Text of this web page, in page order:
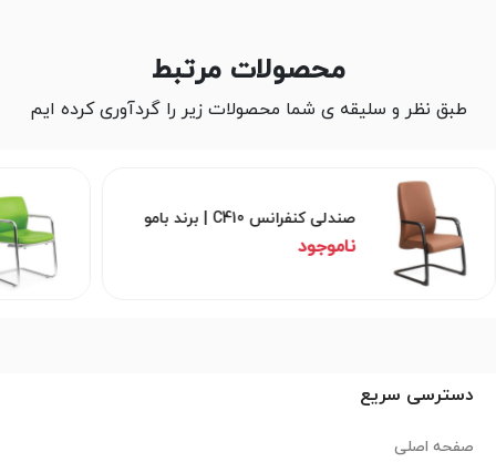
محصولات مرتبط
طبق نظر و سلیقه ی شما محصولات زیر را گردآوری کرده ایم
صندلی کنفرانس C410 | برند بامو
ناموجود
دسترسی سریع
صفحه اصلی